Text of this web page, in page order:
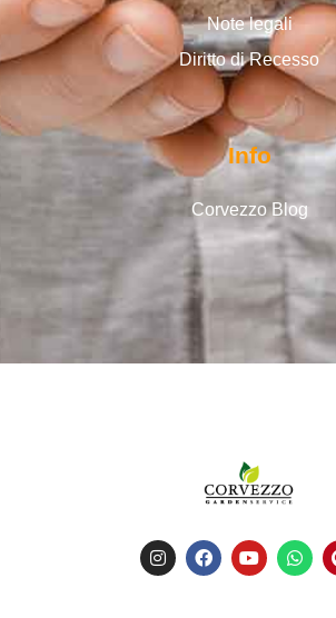
Note legali
Diritto di Recesso
Info
Corvezzo Blog